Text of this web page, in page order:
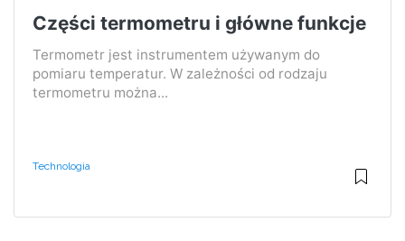
Części termometru i główne funkcje
Termometr jest instrumentem używanym do
pomiaru temperatur. W zależności od rodzaju
termometru można...
Technologia